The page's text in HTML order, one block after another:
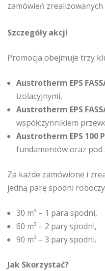
zamówień
Szczegóły akcji
Promocja obejmuje trzy
Austrotherm EPS
izolacyjnymi,
Austrotherm EPS
współczynnikiem
Austrotherm EPS 100
fundamentów oraz pod
Za każde zamówione i
jedną parę spodni
30 m³ – 1 para spodni,
60 m³ – 2 pary spodni,
90 m³ – 3 pary spodni.
Jak Skorzystać?